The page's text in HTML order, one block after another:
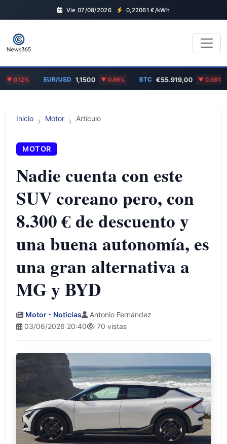
Vie 07/08/2026 0,22061 €/kWh
EUR/USD 1,1500 0.86% BTC €55.919,00 0.58%
Inicio Motor Artículo
MOTOR
Nadie cuenta con este
SUV coreano pero, con
8.300 € de descuento y
una buena autonomía, es
una gran alternativa a
MG y BYD
Motor - Noticias
Antonio Fernández
03/06/2026 20:40
70 vistas